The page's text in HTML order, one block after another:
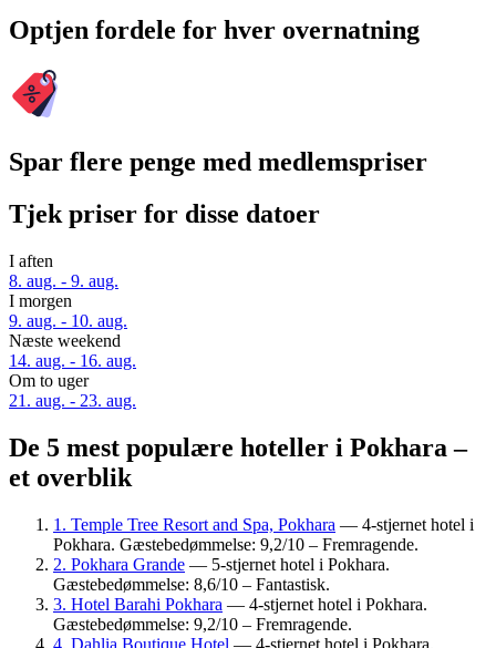
Optjen fordele for hver overnatning
Spar flere penge med medlemspriser
Tjek priser for disse datoer
I aften
8. aug. - 9. aug.
I morgen
9. aug. - 10. aug.
Næste weekend
14. aug. - 16. aug.
Om to uger
21. aug. - 23. aug.
De 5 mest populære hoteller i Pokhara –
et overblik
1. Temple Tree Resort and Spa, Pokhara — 4-stjernet hotel i
Pokhara. Gæstebedømmelse: 9,2/10 – Fremragende.
2. Pokhara Grande — 5-stjernet hotel i Pokhara.
Gæstebedømmelse: 8,6/10 – Fantastisk.
3. Hotel Barahi Pokhara — 4-stjernet hotel i Pokhara.
Gæstebedømmelse: 9,2/10 – Fremragende.
4. Dahlia Boutique Hotel — 4-stjernet hotel i Pokhara.